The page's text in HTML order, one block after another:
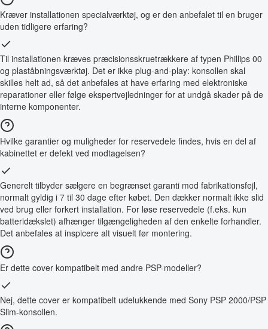
Kræver installationen specialværktøj, og er den anbefalet til en bruger
uden tidligere erfaring?
Til installationen kræves præcisionsskruetrækkere af typen Phillips 00
og plaståbningsværktøj. Det er ikke plug-and-play: konsollen skal
skilles helt ad, så det anbefales at have erfaring med elektroniske
reparationer eller følge ekspertvejledninger for at undgå skader på de
interne komponenter.
Hvilke garantier og muligheder for reservedele findes, hvis en del af
kabinettet er defekt ved modtagelsen?
Generelt tilbyder sælgere en begrænset garanti mod fabrikationsfejl,
normalt gyldig i 7 til 30 dage efter købet. Den dækker normalt ikke slid
ved brug eller forkert installation. For løse reservedele (f.eks. kun
batteridækslet) afhænger tilgængeligheden af den enkelte forhandler.
Det anbefales at inspicere alt visuelt før montering.
Er dette cover kompatibelt med andre PSP-modeller?
Nej, dette cover er kompatibelt udelukkende med Sony PSP 2000/PSP
Slim-konsollen.